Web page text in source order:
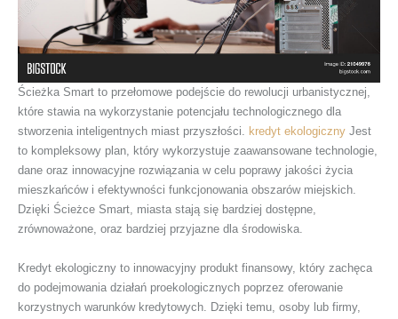
Ścieżka Smart to przełomowe podejście do rewolucji urbanistycznej,
które stawia na wykorzystanie potencjału technologicznego dla
stworzenia inteligentnych miast przyszłości. kredyt ekologiczny Jest
to kompleksowy plan, który wykorzystuje zaawansowane technologie,
dane oraz innowacyjne rozwiązania w celu poprawy jakości życia
mieszkańców i efektywności funkcjonowania obszarów miejskich.
Dzięki Ścieżce Smart, miasta stają się bardziej dostępne,
zrównoważone, oraz bardziej przyjazne dla środowiska.
Kredyt ekologiczny to innowacyjny produkt finansowy, który zachęca
do podejmowania działań proekologicznych poprzez oferowanie
korzystnych warunków kredytowych. Dzięki temu, osoby lub firmy,